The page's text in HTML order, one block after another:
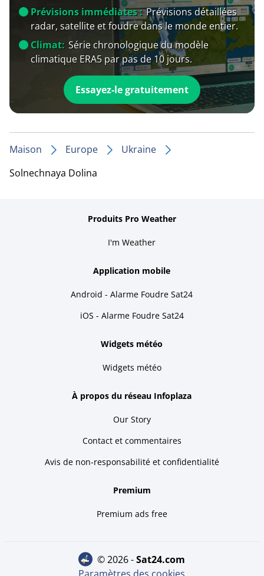
Prévisions immédiates : Prévisions détaillées
radar, satellite et foudre dans le monde entier.
Climat: Série chronologique du modèle
climatique ERA5 par pas de 10 jours.
Essayez-le gratuitement
Maison Europe
Ukraine
Solnechnaya Dolina
Produits Pro Weather
I'm Weather
Application mobile
Android - Alarme Foudre Sat24
iOS - Alarme Foudre Sat24
Widgets météo
Widgets météo
À propos du réseau Infoplaza
Our Story
Contact et commentaires
Avis de non-responsabilité et confidentialité
Premium
Premium ads free
© 2026 - sat24.com